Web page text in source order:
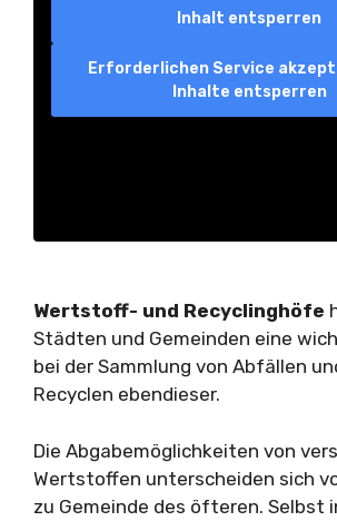
Inhalt entsperren
Erforderlichen Service
Inhalte entsperren
Wertstoff- und Recyclinghöfe
Städten und Gemeinden eine
bei der Sammlung von Abfällen
Recyclen ebendieser.
Die Abgabemöglichkeiten von
Wertstoffen unterscheiden sich
zu Gemeinde des öfteren. Selbst